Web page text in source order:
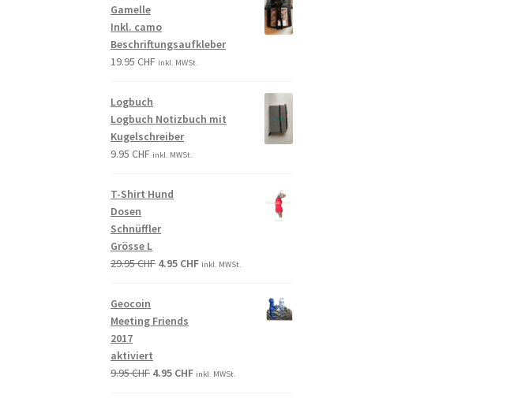
Gamelle
Inkl. camo
Beschriftungsaufkleber
19.95CHF inkl. MWSt.
Logbuch
Logbuch Notizbuch mit
Kugelschreiber
9.95CHF inkl. MWSt.
T-Shirt Hund
Dosen
Schnüffler
Grösse L
29.95CHF 4.95 CHF inkl. MWSt.
Geocoin
Meeting Friends
2017
aktiviert
9.95CHF 4.95 CHF inkl. MWSt.